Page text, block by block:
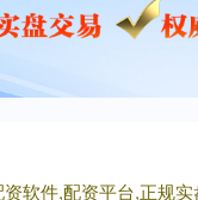
软件,配资平台,正规